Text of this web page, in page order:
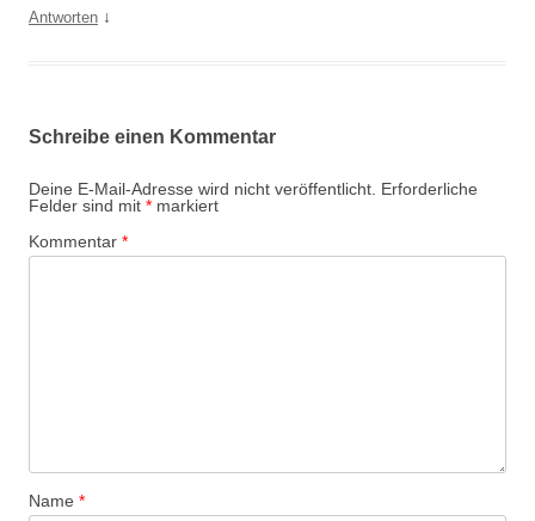
Antworten ↓
Schreibe einen Kommentar
Deine E-Mail-Adresse wird nicht veröffentlicht. Erforderliche
Felder sind mit * markiert
Kommentar *
Name *